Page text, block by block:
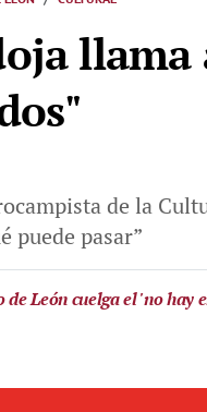
llama
de la
puede pasar”
de León cuelga el 'no hay